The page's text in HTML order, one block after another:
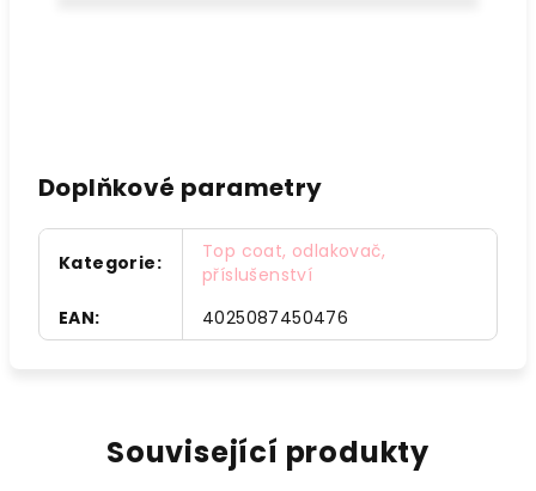
Doplňkové parametry
Kategorie:
Top coat, odlakovač,
příslušenství
EAN: 4025087450476
Související produkty